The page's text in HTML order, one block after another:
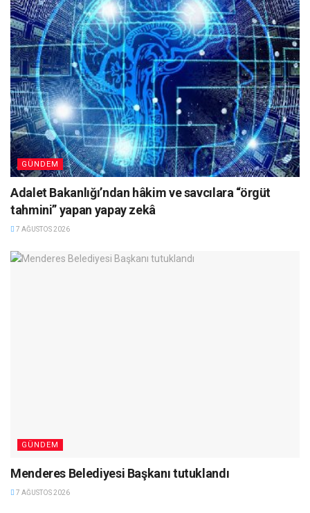
GÜNDEM
Adalet Bakanlığı’ndan hâkim ve savcılara “örgüt
tahmini” yapan yapay zekâ
7 AĞUSTOS 2026
GÜNDEM
Menderes Belediyesi Başkanı tutuklandı
7 AĞUSTOS 2026